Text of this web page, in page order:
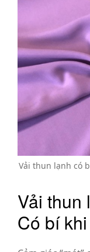
Vải thun lạnh có
Vải thun
Có bí